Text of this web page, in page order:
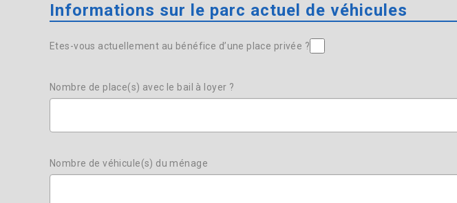
Informations sur le parc actuel de véhicules
Etes-vous actuellement au bénéfice d’une place privée ?
Nombre de place(s) avec le bail à loyer ?
Nombre de véhicule(s) du ménage